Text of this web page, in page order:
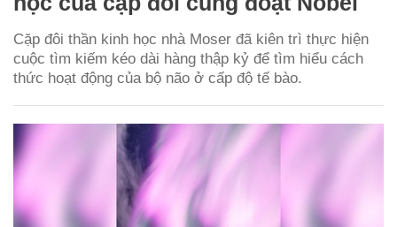
Cặp đôi thần kinh học nhà Moser đã kiên trì thực hiện
cuộc tìm kiếm kéo dài hàng thập kỷ để tìm hiểu cách
thức hoạt động của bộ não ở cấp độ tế bào.